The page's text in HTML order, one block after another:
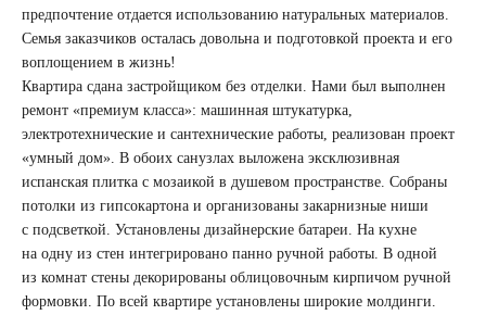
предпочтение отдается использованию натуральных материалов.
Семья заказчиков осталась довольна и подготовкой проекта и его
воплощением в жизнь!
Квартира сдана застройщиком без отделки. Нами был выполнен
ремонт «премиум класса»: машинная штукатурка,
электротехнические и сантехнические работы, реализован проект
«умный дом». В обоих санузлах выложена эксклюзивная
испанская плитка с мозаикой в душевом пространстве. Собраны
потолки из гипсокартона и организованы закарнизные ниши
с подсветкой. Установлены дизайнерские батареи. На кухне
на одну из стен интегрировано панно ручной работы. В одной
из комнат стены декорированы облицовочным кирпичом ручной
формовки. По всей квартире установлены широкие молдинги.